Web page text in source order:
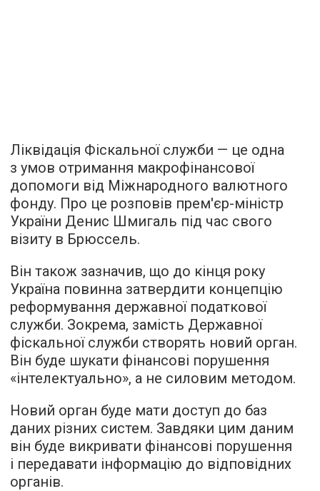
Ліквідація Фіскальної служби — це одна
з умов отримання макрофінансової
допомоги від Міжнародного валютного
фонду. Про це розповів прем'єр-міністр
України Денис Шмигаль під час свого
візиту в Брюссель.
Він також зазначив, що до кінця року
Україна повинна затвердити концепцію
реформування державної податкової
служби. Зокрема, замість Державної
фіскальної служби створять новий орган.
Він буде шукати фінансові порушення
«інтелектуально», а не силовим методом.
Новий орган буде мати доступ до баз
даних різних систем. Завдяки цим даним
він буде викривати фінансові порушення
і передавати інформацію до відповідних
органів.